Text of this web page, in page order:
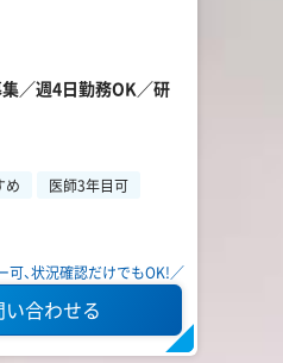
／週4日勤務OK／研
め
医師3年目可
可、状況確認だけでもOK!／
合わせる